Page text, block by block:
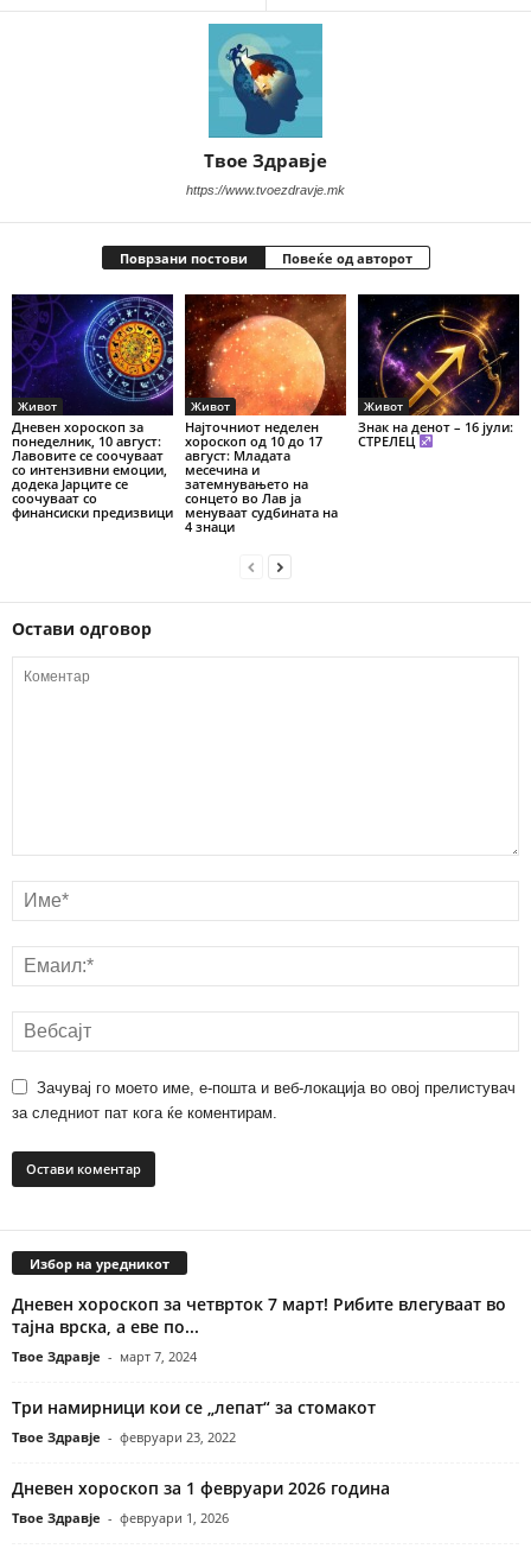
Твое Здравје
https://www.tvoezdravje.mk
Поврзани постови Повеќе од авторот
Живот
Дневен хороскоп за
понеделник, 10 август:
Лавовите се соочуваат
со интензивни емоции,
додека Јарците се
соочуваат со
финансиски предизвици
Живот
Најточниот неделен
хороскоп од 10 до 17
август: Младата
месечина и
затемнувањето на
сонцето во Лав ја
менуваат судбината на
4 знаци
Живот
Знак на денот – 16 јули:
СТРЕЛЕЦ
Остави одговор
Зачувај го моето име, е-пошта и веб-локација во овој прелистувач
за следниот пат кога ќе коментирам.
Избор на уредникот
Дневен хороскоп за четврток 7 март! Рибите влегуваат во
тајна врска, а еве по...
Твое Здравје - март 7, 2024
Три намирници кои се „лепат“ за стомакот
Твое Здравје - февруари 23, 2022
Дневен хороскоп за 1 февруари 2026 година
Твое Здравје - февруари 1, 2026